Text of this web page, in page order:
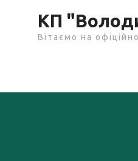
КП
Вітаємо на